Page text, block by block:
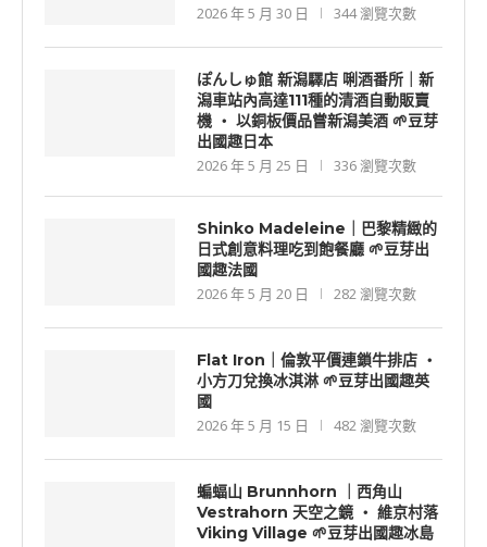
2026 年 5 月 30 日
344 瀏覽次數
ぽんしゅ館 新潟驛店 唎酒番所｜新
潟車站內高達111種的清酒自動販賣
機 ‧ 以銅板價品嘗新潟美酒 🌱豆芽
出國趣日本
2026 年 5 月 25 日
336 瀏覽次數
Shinko Madeleine｜巴黎精緻的
日式創意料理吃到飽餐廳 🌱豆芽出
國趣法國
2026 年 5 月 20 日
282 瀏覽次數
Flat Iron｜倫敦平價連鎖牛排店 ‧
小方刀兌換冰淇淋 🌱豆芽出國趣英
國
2026 年 5 月 15 日
482 瀏覽次數
蝙蝠山 Brunnhorn ｜西角山
Vestrahorn 天空之鏡 ‧ 維京村落
Viking Village 🌱豆芽出國趣冰島